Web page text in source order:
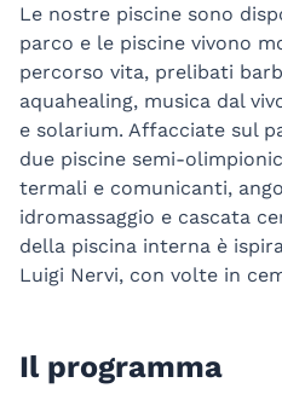
Le nostre piscine sono
parco e le piscine vivono
percorso vita, prelibati
aquahealing, musica dal
e solarium. Affacciate sul
due piscine semi-
termali e comunicanti,
idromassaggio e cascata
della piscina interna è
Luigi Nervi, con volte in
Il programma